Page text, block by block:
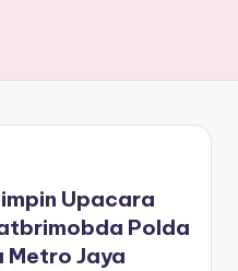
Upacara
Polda
Metro Jaya